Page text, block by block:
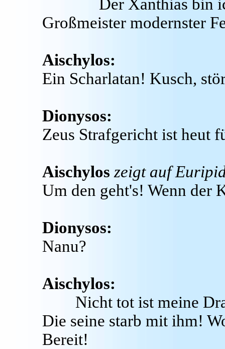
Der Xanthias bin
Großmeister modernster
Aischylos:
Ein Scharlatan! Kusch,
Dionysos:
Zeus Strafgericht ist heut
Aischylos zeigt auf
Um den geht's! Wenn der
Dionysos:
Nanu?
Aischylos:
Nicht tot ist meine
Die seine starb mit ihm!
Bereit!